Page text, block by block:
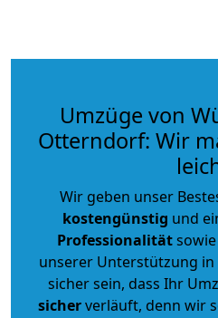
Umzüge von
Otterndorf: Wir
Wir geben unser
kostengünstig und
Professionalität
unserer Unterstützung
sicher sein, dass Ihr
sicherverläuft, denn wir